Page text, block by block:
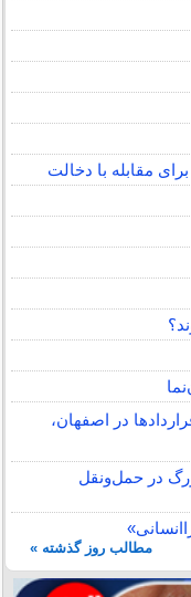
مقابله با دخالت
در اصفهان،
در حمل‌ونقل
مطالب روز گذشته »